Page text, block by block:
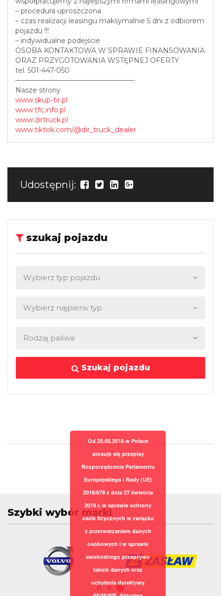
– procedura uproszczona
– czas realizacji leasingu maksymalnie 5 dni z odbiorem
pojazdu !!!
– indywidualne podejście
OSOBA KONTAKTOWA W SPRAWIE FINANSOWANIA
ORAZ PRZYGOTOWANIA WSTĘPNEJ OFERTY
tel. 501-447-050
—————————————————-
Nasze strony
www.skup-tir.pl
www.tfc.info.pl
www.dirtruck.pl
www.tiktok.com/@dir_truck_dealer
Udostępnij:
szukaj pojazdu
Szukaj pojazdu
Szybki wybór marki
Od 25.05.2018 w Polsce
stosuje się przepisy
Rozporządzenia Parlamentu
Europejskiego i Rady (UE)
2016/679 z dnia 27 kwietnia
2016 r. w sprawie ochrony
osób fizycznych w związku
z przetwarzaniem danych
osobowych i w sprawie
swobodnego przepływu
takich danych oraz
uchylenia dyrektywy